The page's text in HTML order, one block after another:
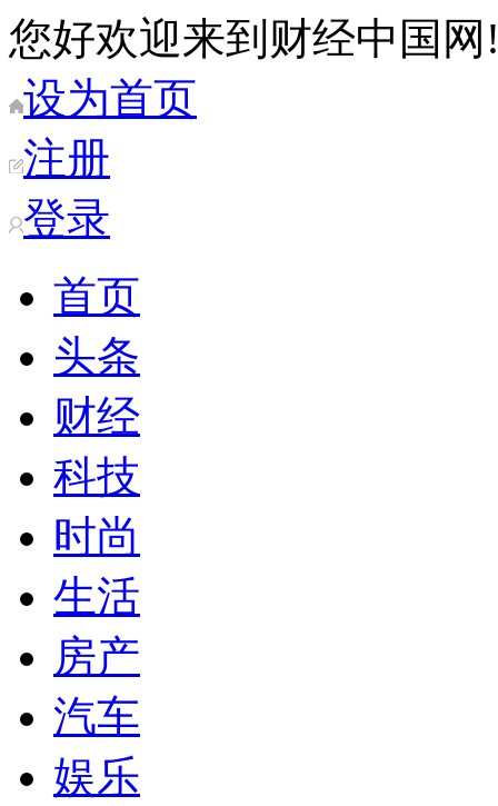
您好欢迎来到财经中国网
设为首页
注册
登录
首页
头条
财经
科技
时尚
生活
房产
汽车
娱乐